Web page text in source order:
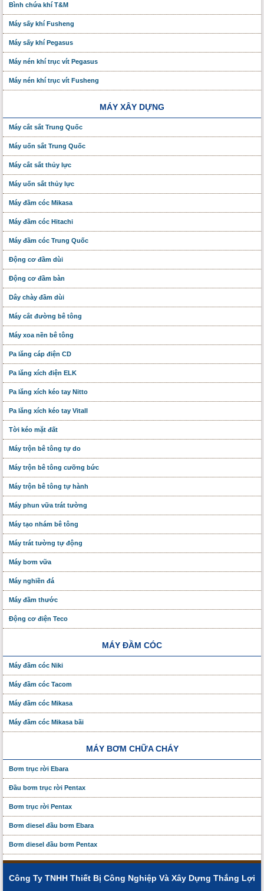
Bình chứa khí T&M
Máy sấy khí Fusheng
Máy sấy khí Pegasus
Máy nén khí trục vít Pegasus
Máy nén khí trục vít Fusheng
MÁY XÂY DỰNG
Máy cắt sắt Trung Quốc
Máy uốn sắt Trung Quốc
Máy cắt sắt thủy lực
Máy uốn sắt thủy lực
Máy đầm cóc Mikasa
Máy đầm cóc Hitachi
Máy đầm cóc Trung Quốc
Động cơ đầm dùi
Động cơ đầm bàn
Dây chày đầm dùi
Máy cắt đường bê tông
Máy xoa nền bê tông
Pa lăng cáp điện CD
Pa lăng xích điện ELK
Pa lăng xích kéo tay Nitto
Pa lăng xích kéo tay Vitall
Tời kéo mặt đất
Máy trộn bê tông tự do
Máy trộn bê tông cưỡng bức
Máy trộn bê tông tự hành
Máy phun vữa trát tường
Máy tạo nhám bê tông
Máy trát tường tự động
Máy bơm vữa
Máy nghiền đá
Máy đầm thước
Động cơ điện Teco
MÁY ĐẦM CÓC
Máy đầm cóc Niki
Máy đầm cóc Tacom
Máy đầm cóc Mikasa
Máy đầm cóc Mikasa bãi
MÁY BƠM CHỮA CHÁY
Bơm trục rời Ebara
Đầu bơm trục rời Pentax
Bơm trục rời Pentax
Bơm diesel đầu bơm Ebara
Bơm diesel đầu bơm Pentax
Công Ty TNHH Thiết Bị Công Nghiệp Và Xây Dựng Thắng Lợi